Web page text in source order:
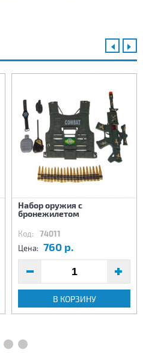
Набор оружия с
бронежилетом
Код: 74011
Цена: 760 р.
В КОРЗИНУ